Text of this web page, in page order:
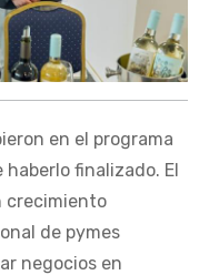
en el programa
finalizado. El
crecimiento
de pymes
negocios en